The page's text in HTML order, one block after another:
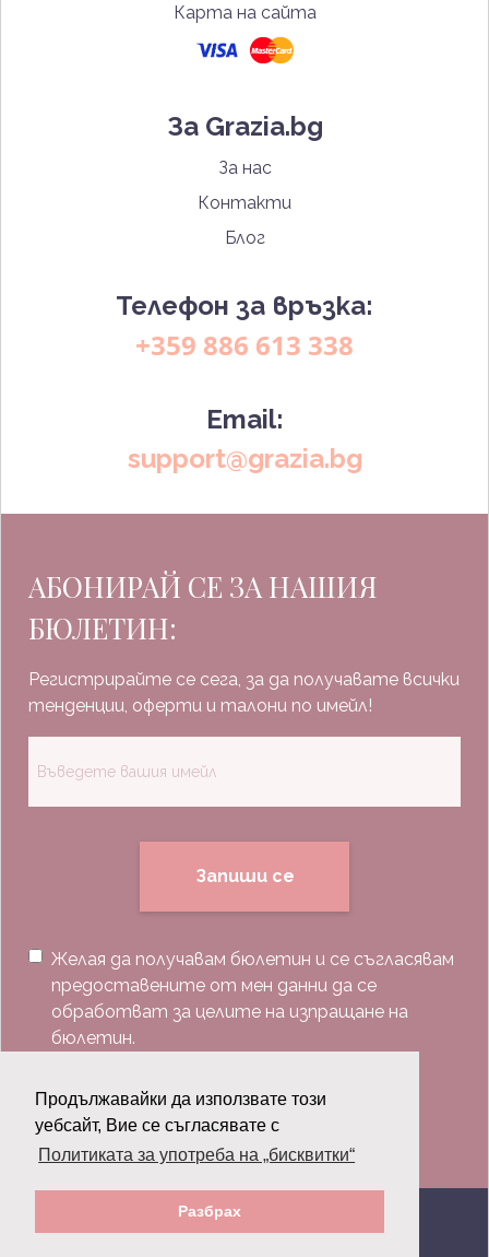
Продължавайки да използвате този
уебсайт, Вие се съгласявате с
Политиката за употреба на „бисквитки“
Разбрах
Карта на сайта
За Grazia.bg
За нас
Контакти
Блог
Телефон за връзка:
+359 886 613 338
Email:
support@grazia.bg
АБОНИРАЙ СЕ ЗА НАШИЯ
БЮЛЕТИН:
Регистрирайте се сега, за да получавате всички
тенденции, оферти и талони по имейл!
Запиши се
Желая да получавам бюлетин и се съгласявам
предоставените от мен данни да се
обработват за целите на изпращане на
бюлетин.
Последвай ни:
© 2026 Grazia.bg - Всички права запазени